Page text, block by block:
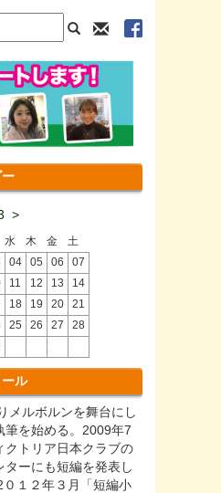
>
水 木 金
土
04 05 06
07
11 12 13
14
18 19 20
21
25 26 27
28
ル
メルボルンを舞台にし
筆を始める。2009年7
クトリア日本クラブの
ターにも短編を発表し
０１２年３月「短編小